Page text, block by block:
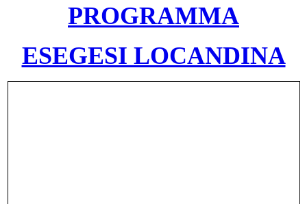
PROGRAMMA
ESEGESI LOCANDINA